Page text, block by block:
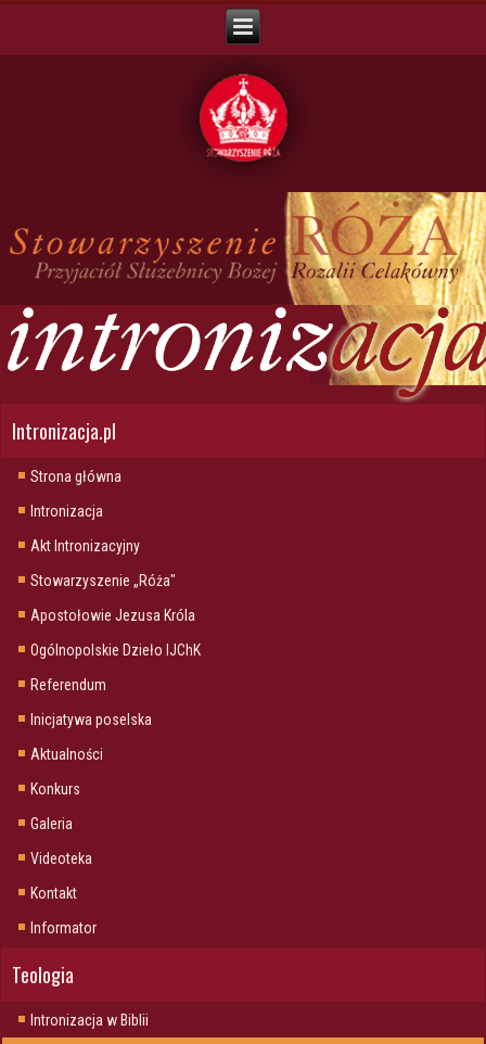
Intronizacja.pl
Strona główna
Intronizacja
Akt Intronizacyjny
Stowarzyszenie „Róża"
Apostołowie Jezusa Króla
Ogólnopolskie Dzieło IJChK
Referendum
Inicjatywa poselska
Aktualności
Konkurs
Galeria
Videoteka
Kontakt
Informator
Teologia
Intronizacja w Biblii